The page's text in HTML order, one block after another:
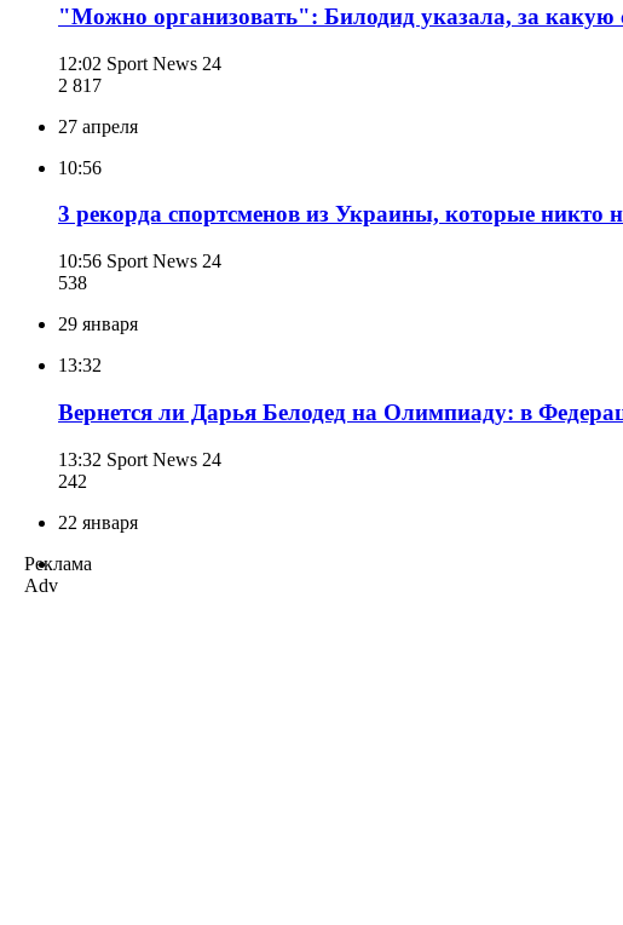
"Можно организовать": Билодид указала, за какую
12:02 Sport News 24
2 817
27 апреля
10:56
3 рекорда спортсменов из Украины, которые никто
10:56 Sport News 24
538
29 января
13:32
Вернется ли Дарья Белодед на Олимпиаду: в
13:32 Sport News 24
242
22 января
Реклама
Adv